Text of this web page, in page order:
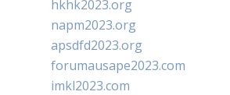
hkhk2023.org
napm2023.org
apsdfd2023.org
forumausape2023.com
imkl2023.com